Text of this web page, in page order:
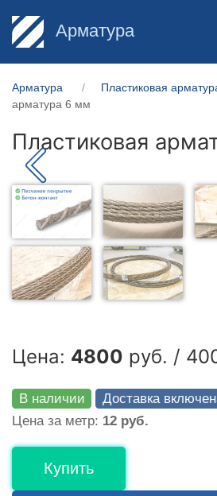
Арматура
Арматура Пластиковая
арматура 6 мм
Пластиковая
Цена: 4800 руб. /
В наличии
Доставка
Цена за метр: 12 руб.
Купить